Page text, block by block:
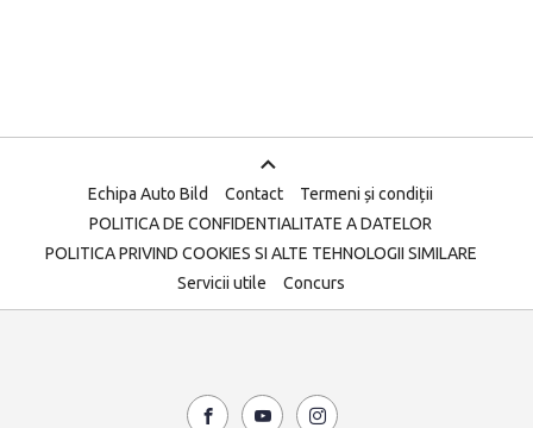
Echipa Auto Bild Contact
Termeni și condiții
POLITICA DE CONFIDENTIALITATE A DATELOR
POLITICA PRIVIND COOKIES SI ALTE TEHNOLOGII SIMILARE
Servicii utile
Concurs